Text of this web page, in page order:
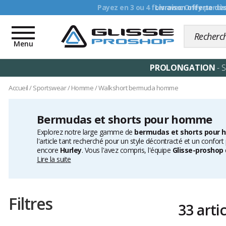
Livraison offerte
Toggle
navigation
Menu
PROLONGATION-
Accueil/Sportswear/Homme/Walkshort bermuda homme
Bermudas et shorts pour homme
Explorez notre large gamme de bermudas et shorts pour
l'article tant recherché pour un style décontracté et un
encore Hurley. Vous l'avez compris, l'équipe Glisse-proshop
notre sélection de
Lire la suite
Filtres 33